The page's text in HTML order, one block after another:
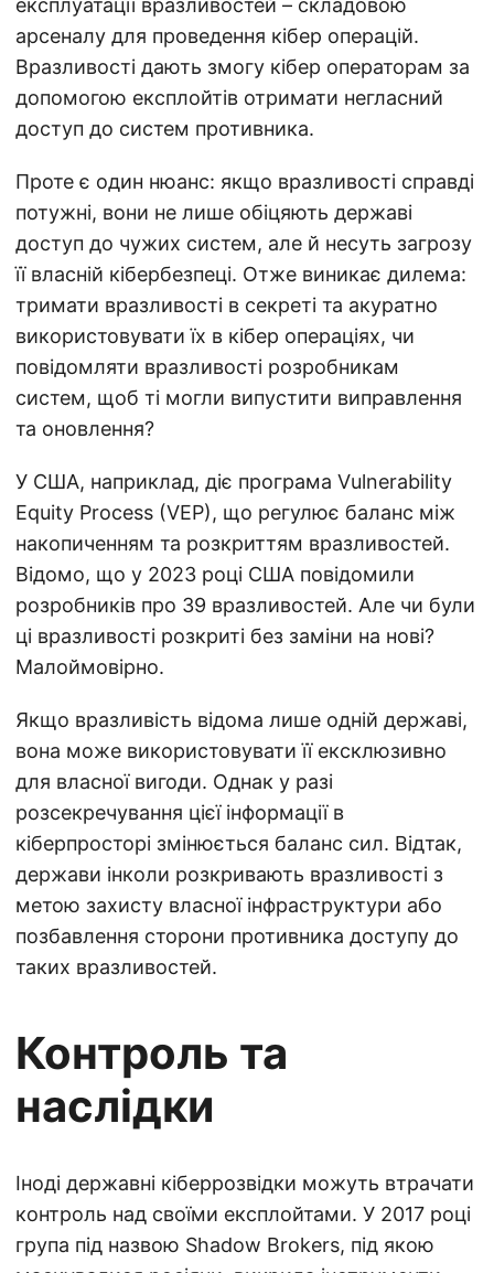
експлуатації вразливостей – складовою
арсеналу для проведення кібер операцій.
Вразливості дають змогу кібер операторам за
допомогою експлойтів отримати негласний
доступ до систем противника.
Проте є один нюанс: якщо вразливості справді
потужні, вони не лише обіцяють державі
доступ до чужих систем, але й несуть загрозу
її власній кібербезпеці. Отже виникає дилема:
тримати вразливості в секреті та акуратно
використовувати їх в кібер операціях, чи
повідомляти вразливості розробникам
систем, щоб ті могли випустити виправлення
та оновлення?
У США, наприклад, діє програма Vulnerability
Equity Process (VEP), що регулює баланс між
накопиченням та розкриттям вразливостей.
Відомо, що у 2023 році США повідомили
розробників про 39 вразливостей. Але чи були
ці вразливості розкриті без заміни на нові?
Малоймовірно.
Якщо вразливість відома лише одній державі,
вона може використовувати її ексклюзивно
для власної вигоди. Однак у разі
розсекречування цієї інформації в
кіберпросторі змінюється баланс сил. Відтак,
держави інколи розкривають вразливості з
метою захисту власної інфраструктури або
позбавлення сторони противника доступу до
таких вразливостей.
Контроль та
наслідки
Іноді державні кіберрозвідки можуть втрачати
контроль над своїми експлойтами. У 2017 році
група під назвою Shadow Brokers, під якою